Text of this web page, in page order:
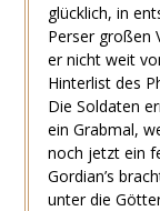
glücklich, in
Perser großen
er nicht weit
Hinterlist des
Die Soldaten
ein Grabmal,
noch jetzt ein
Gordian’s
unter die